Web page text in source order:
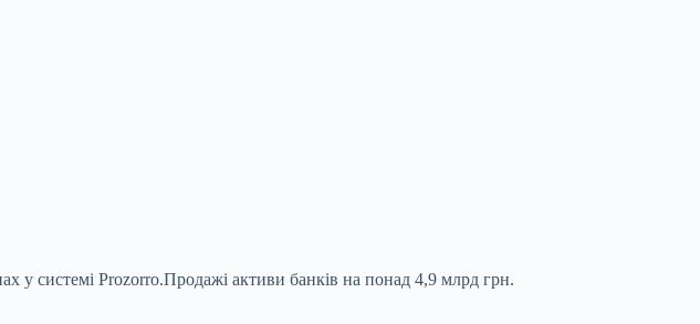
у системі Prozorrо.Продажі активи банків на понад 4,9 млрд грн.